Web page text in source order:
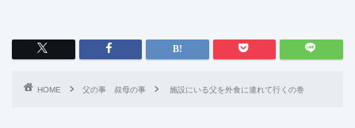
HOME 父の事 叔母の事 施設にいる父を外食に連れて行くの巻